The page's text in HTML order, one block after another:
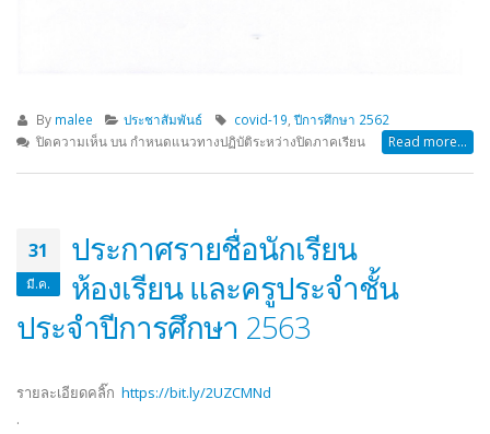
By malee ประชาสัมพันธ์ covid-19,ปีการศึกษา 2562
ปิดความเห็นบน กำหนดแนวทางปฏิบัติระหว่างปิดภาคเรียน Read more...
31
มี.ค.
ประกาศรายชื่อนักเรียน
ห้องเรียน และครูประจำชั้น
ประจำปีการศึกษา 2563
รายละเอียดคลิ๊ก https://bit.ly/2UZCMNd
.